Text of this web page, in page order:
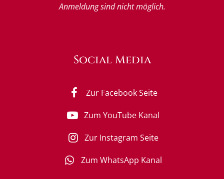
Anmeldung sind nicht möglich.
Social Media
Zur Facebook Seite
Zum YouTube Kanal
Zur Instagram Seite
Zum WhatsApp Kanal